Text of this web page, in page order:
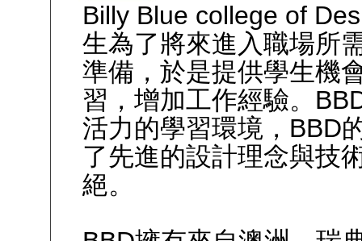
Billy Blue college of
生為了將來進入職場所
準備，於是提供學生機
習，增加工作經驗。
活力的學習環境， BBD
了先進的設計理念與技
絕。